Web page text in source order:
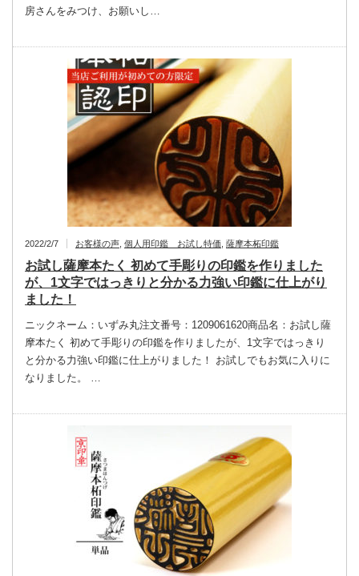
房さんをみつけ、お願いし…
2022/2/7 お客様の声 個人用印鑑 お試し特価 薩摩本柘印鑑
お試し薩摩本たく 初めて手彫りの印鑑を作りました
が、1文字ではっきりと分かる力強い印鑑に仕上がり
ました！
ニックネーム：いずみ丸注文番号：1209061620商品名：お試し薩
摩本たく 初めて手彫りの印鑑を作りましたが、1文字ではっきり
と分かる力強い印鑑に仕上がりました！ お試しでもお気に入りに
なりました。 …